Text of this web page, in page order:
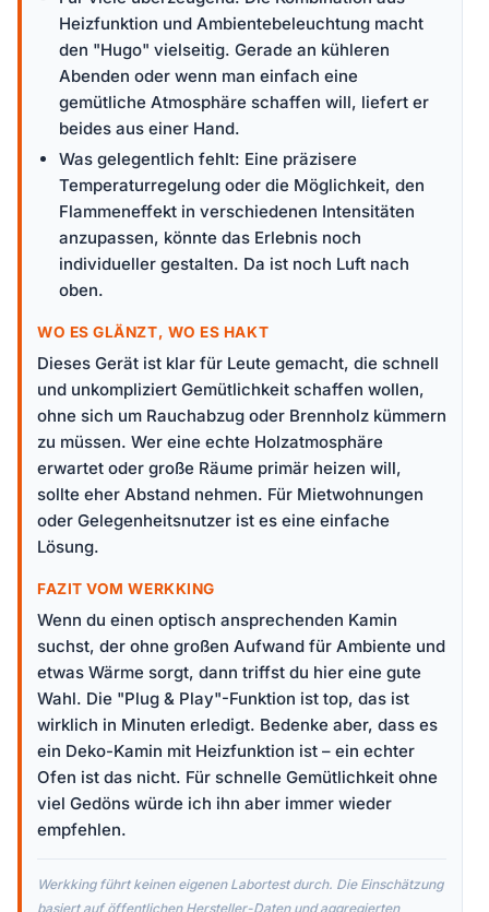
Heizfunktion und Ambientebeleuchtung macht
den "Hugo" vielseitig. Gerade an kühleren
Abenden oder wenn man einfach eine
gemütliche Atmosphäre schaffen will, liefert er
beides aus einer Hand.
Was gelegentlich fehlt: Eine präzisere
Temperaturregelung oder die Möglichkeit, den
Flammeneffekt in verschiedenen Intensitäten
anzupassen, könnte das Erlebnis noch
individueller gestalten. Da ist noch Luft nach
oben.
WO ES GLÄNZT, WO ES HAKT
Dieses Gerät ist klar für Leute gemacht, die schnell
und unkompliziert Gemütlichkeit schaffen wollen,
ohne sich um Rauchabzug oder Brennholz kümmern
zu müssen. Wer eine echte Holzatmosphäre
erwartet oder große Räume primär heizen will,
sollte eher Abstand nehmen. Für Mietwohnungen
oder Gelegenheitsnutzer ist es eine einfache
Lösung.
FAZIT VOM WERKKING
Wenn du einen optisch ansprechenden Kamin
suchst, der ohne großen Aufwand für Ambiente und
etwas Wärme sorgt, dann triffst du hier eine gute
Wahl. Die "Plug & Play"-Funktion ist top, das ist
wirklich in Minuten erledigt. Bedenke aber, dass es
ein Deko-Kamin mit Heizfunktion ist – ein echter
Ofen ist das nicht. Für schnelle Gemütlichkeit ohne
viel Gedöns würde ich ihn aber immer wieder
empfehlen.
Werkking führt keinen eigenen Labortest durch. Die Einschätzung
basiert auf öffentlichen Hersteller-Daten und aggregierten